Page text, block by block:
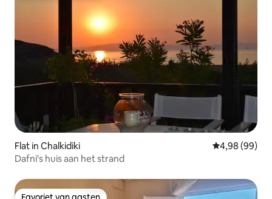
Flat in Chalkidiki Gemiddelde
4,98 (99)
Dafni's huis aan het strand